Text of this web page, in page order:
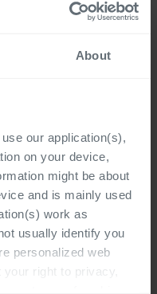
About
our application(s),
on your device,
might be about
and is mainly used
work as
usually identify you
personalized web
your right to privacy,
medewerkers
van hun functie,
van
laadpas of een
groeps- en
een gsm-